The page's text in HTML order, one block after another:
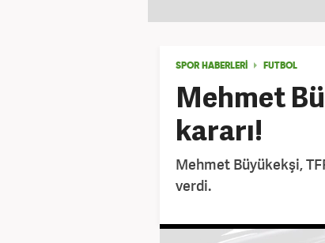
SPOR HABERLERİ FUTBOL
Mehmet
kararı!
Mehmet Büyükekşi,
verdi.